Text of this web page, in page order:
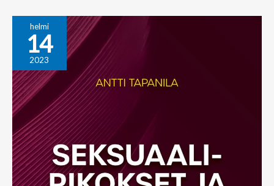
helmi
14
2023
Voiko
raiskaukseen
syyllistyä
etäyhteydellä?